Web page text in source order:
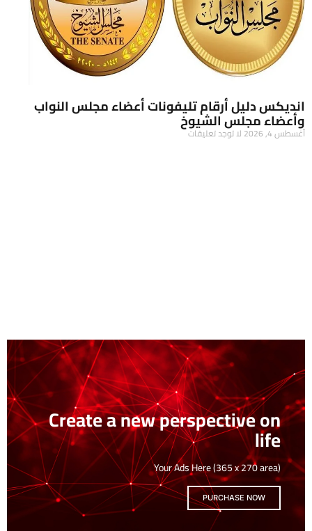
انديكس دليل أرقام تليفونات أعضاء مجلس النواب
وأعضاء مجلس الشيوخ
أغسطس 4, 2026 لا توجد تعليقات
Create a new perspective on
life
Your Ads Here (365 x 270 area)
PURCHASE NOW